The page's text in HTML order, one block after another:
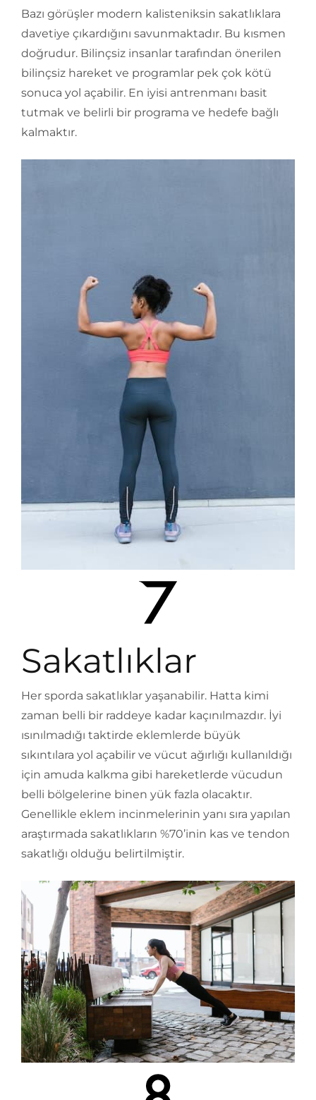
Bazı görüşler modern kalisteniksin sakatlıklara
davetiye çıkardığını savunmaktadır. Bu kısmen
doğrudur. Bilinçsiz insanlar tarafından önerilen
bilinçsiz hareket ve programlar pek çok kötü
sonuca yol açabilir. En iyisi antrenmanı basit
tutmak ve belirli bir programa ve hedefe bağlı
kalmaktır.
Sakatlıklar
Her sporda sakatlıklar yaşanabilir. Hatta kimi
zaman belli bir raddeye kadar kaçınılmazdır. İyi
ısınılmadığı taktirde eklemlerde büyük
sıkıntılara yol açabilir ve vücut ağırlığı kullanıldığı
için amuda kalkma gibi hareketlerde vücudun
belli bölgelerine binen yük fazla olacaktır.
Genellikle eklem incinmelerinin yanı sıra yapılan
araştırmada sakatlıkların %70’inin kas ve tendon
sakatlığı olduğu belirtilmiştir.